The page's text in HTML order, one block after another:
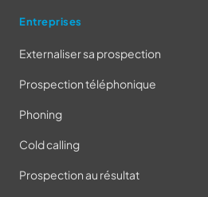
Entreprises
Externaliser sa prospection
Prospection téléphonique
Phoning
Cold calling
Prospection au résultat